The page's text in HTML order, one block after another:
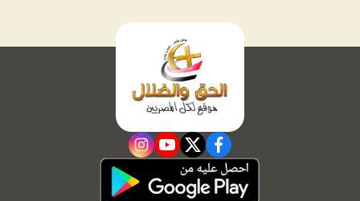
facebook
twitter
youtube
instagram